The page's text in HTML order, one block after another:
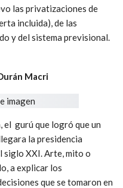
las privatizaciones de
incluida), de las
y del sistema previsional.
Macri
el gurú que logró que un
la presidencia
siglo XXI. Arte, mito o
a explicar los
que se tomaron en